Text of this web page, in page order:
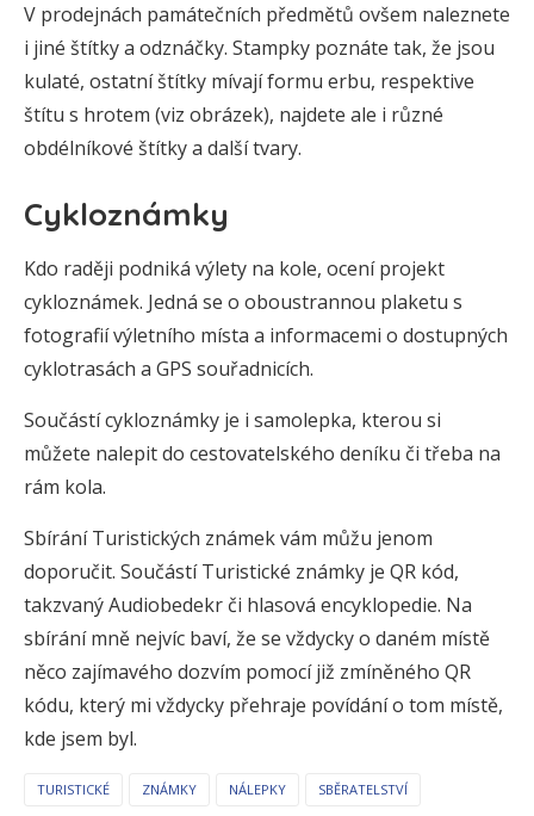
V prodejnách památečních předmětů ovšem naleznete
i jiné štítky a odznáčky. Stampky poznáte tak, že jsou
kulaté, ostatní štítky mívají formu erbu, respektive
štítu s hrotem (viz obrázek), najdete ale i různé
obdélníkové štítky a další tvary.
Cykloznámky
Kdo raději podniká výlety na kole, ocení projekt
cykloznámek. Jedná se o oboustrannou plaketu s
fotografií výletního místa a informacemi o dostupných
cyklotrasách a GPS souřadnicích.
Součástí cykloznámky je i samolepka, kterou si
můžete nalepit do cestovatelského deníku či třeba na
rám kola.
Sbírání Turistických známek vám můžu jenom
doporučit. Součástí Turistické známky je QR kód,
takzvaný Audiobedekr či hlasová encyklopedie. Na
sbírání mně nejvíc baví, že se vždycky o daném místě
něco zajímavého dozvím pomocí již zmíněného QR
kódu, který mi vždycky přehraje povídání o tom místě,
kde jsem byl.
TURISTICKÉ ZNÁMKY NÁLEPKY SBĚRATELSTVÍ